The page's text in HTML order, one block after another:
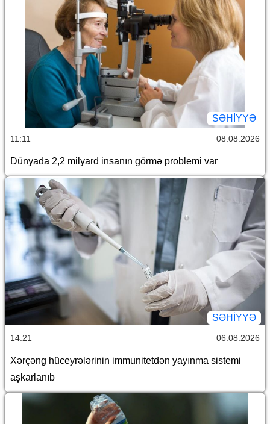
SƏHIYYƏ
11:11 08.08.2026
Dünyada 2,2 milyard insanın görmə problemi var
SƏHIYYƏ
14:21 06.08.2026
Xərçəng hüceyrələrinin immunitetdən yayınma sistemi
aşkarlanıb